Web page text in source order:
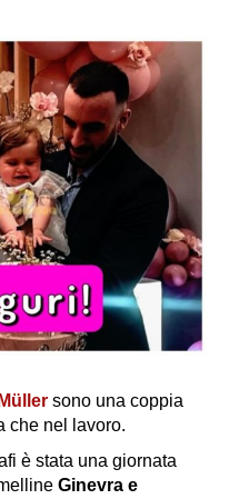
sono una coppia
che nel lavoro.
è stata una giornata
Ginevra e